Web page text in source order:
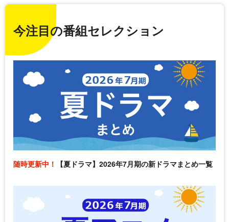
今注目の番組セレクション
随時更新中！ 【夏ドラマ】2026年7月期の新ドラマまとめ一覧